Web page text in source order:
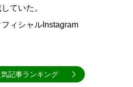
ていた。
フィシャルInstagram
気記事ランキング